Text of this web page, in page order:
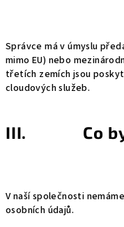
Správce má v úmyslu
mimo EU) nebo
třetích zemích jsou
cloudových služeb.
III. Co
V naší společnosti
osobních údajů.